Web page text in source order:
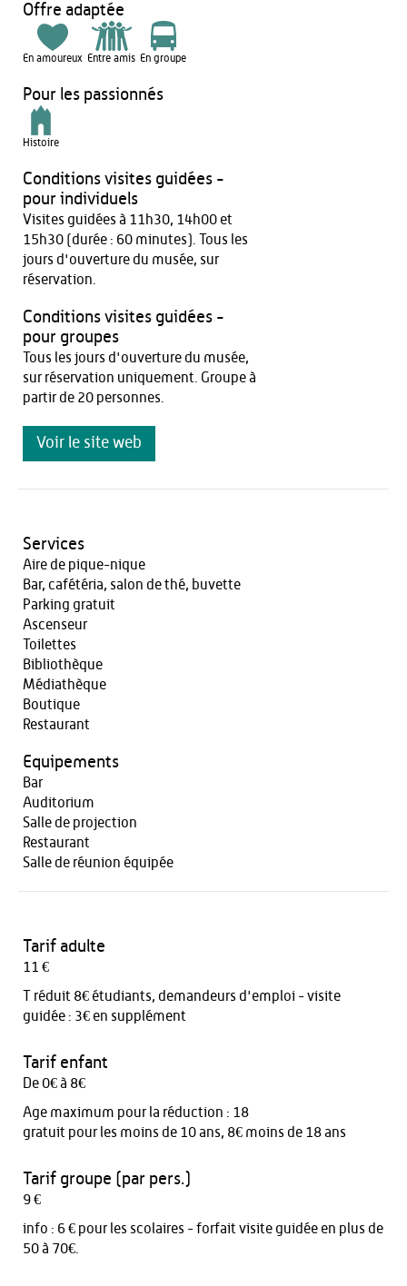
Offre adaptée
En amoureux Entre amis En groupe
Pour les passionnés
Histoire
Conditions visites guidées -
pour individuels
Visites guidées à 11h30, 14h00 et
15h30 (durée : 60 minutes). Tous les
jours d'ouverture du musée, sur
réservation.
Conditions visites guidées -
pour groupes
Tous les jours d'ouverture du musée,
sur réservation uniquement. Groupe à
partir de 20 personnes.
Voir le site web
Services
Aire de pique-nique
Bar, cafétéria, salon de thé, buvette
Parking gratuit
Ascenseur
Toilettes
Bibliothèque
Médiathèque
Boutique
Restaurant
Equipements
Bar
Auditorium
Salle de projection
Restaurant
Salle de réunion équipée
Tarif adulte
11 €
T réduit 8€ étudiants, demandeurs d'emploi - visite
guidée : 3€ en supplément
Tarif enfant
De 0€ à 8€
Age maximum pour la réduction : 18
gratuit pour les moins de 10 ans, 8€ moins de 18 ans
Tarif groupe (par pers.)
9 €
info : 6 € pour les scolaires - forfait visite guidée en plus de
50 à 70€.